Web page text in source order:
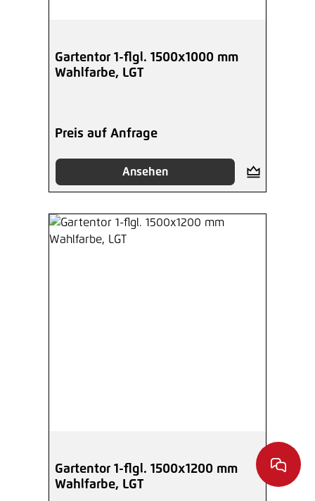
Gartentor 1-flgl. 1500x1000 mm
Wahlfarbe, LGT
Preis auf Anfrage
Ansehen
Gartentor 1-flgl. 1500x1200 mm
Wahlfarbe, LGT